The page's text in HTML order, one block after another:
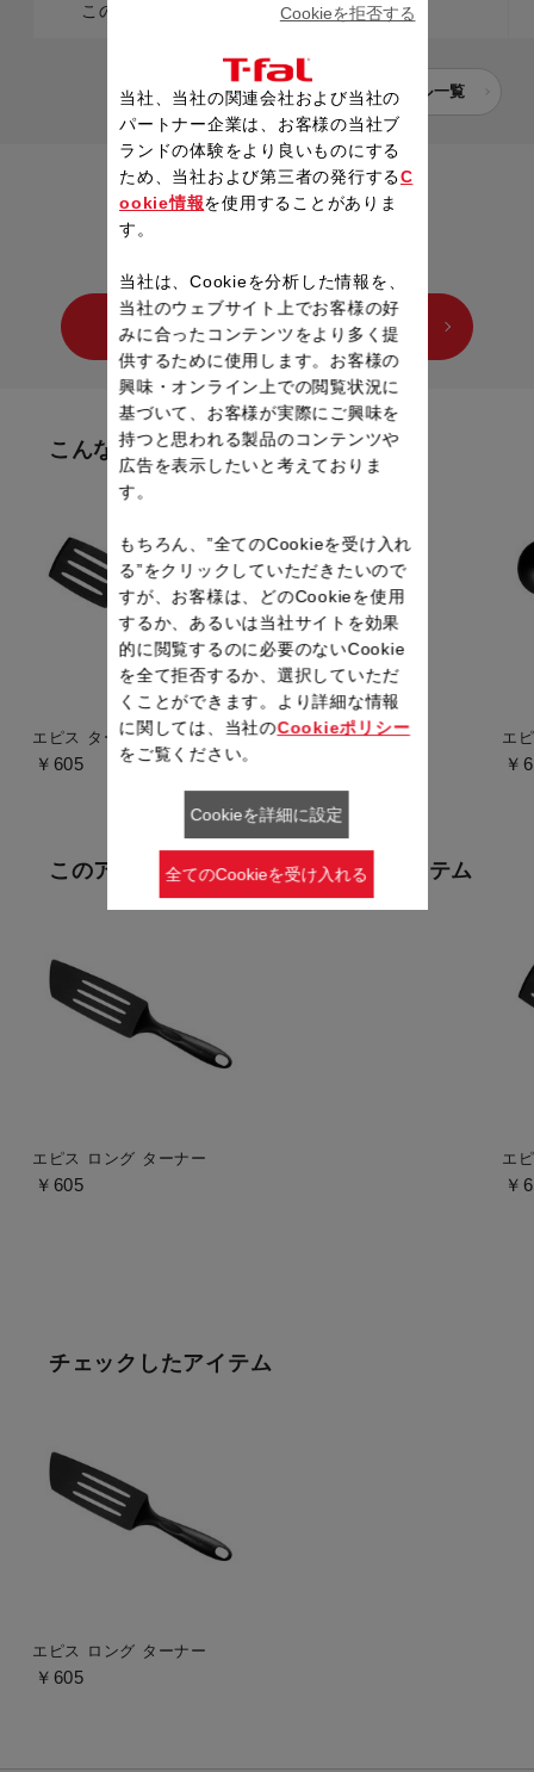
このページの製品
キッチンツール一覧
他のシリーズもチェックする
こんなアイテムもみています
エピス ターナー
￥605
エ
￥
このアイテムをみた人が購入したアイテム
エピス ロング ターナー
￥605
エ
￥
チェックしたアイテム
エピス ロング ターナー
￥605
当社、当社の関連会社および当社の
パートナー企業は、お客様の当社ブ
ランドの体験をより良いものにする
ため、当社および第三者の発行するC
ookie情報を使用することがありま
す。
当社は、Cookieを分析した情報を、
当社のウェブサイト上でお客様の好
みに合ったコンテンツをより多く提
供するために使用します。お客様の
興味・オンライン上での閲覧状況に
基づいて、お客様が実際にご興味を
持つと思われる製品のコンテンツや
広告を表示したいと考えておりま
す。
もちろん、”全てのCookieを受け入れ
る”をクリックしていただきたいので
すが、お客様は、どのCookieを使用
するか、あるいは当社サイトを効果
的に閲覧するのに必要のないCookie
を全て拒否するか、選択していただ
くことができます。より詳細な情報
に関しては、当社のCookieポリシー
をご覧ください。
Cookieを拒否する
Cookieを詳細に設定
全てのCookieを受け入れる